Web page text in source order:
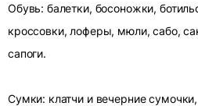
Обувь: балетки, босоножки,
кроссовки, лоферы, мюли, сабо,
сапоги.
Сумки: клатчи и вечерние